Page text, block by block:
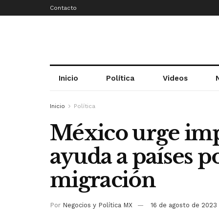
Contacto
Inicio Política Videos
Inicio Política
México urge
ayuda a países
migración
Por Negocios y Política MX 16 de agosto de 2023